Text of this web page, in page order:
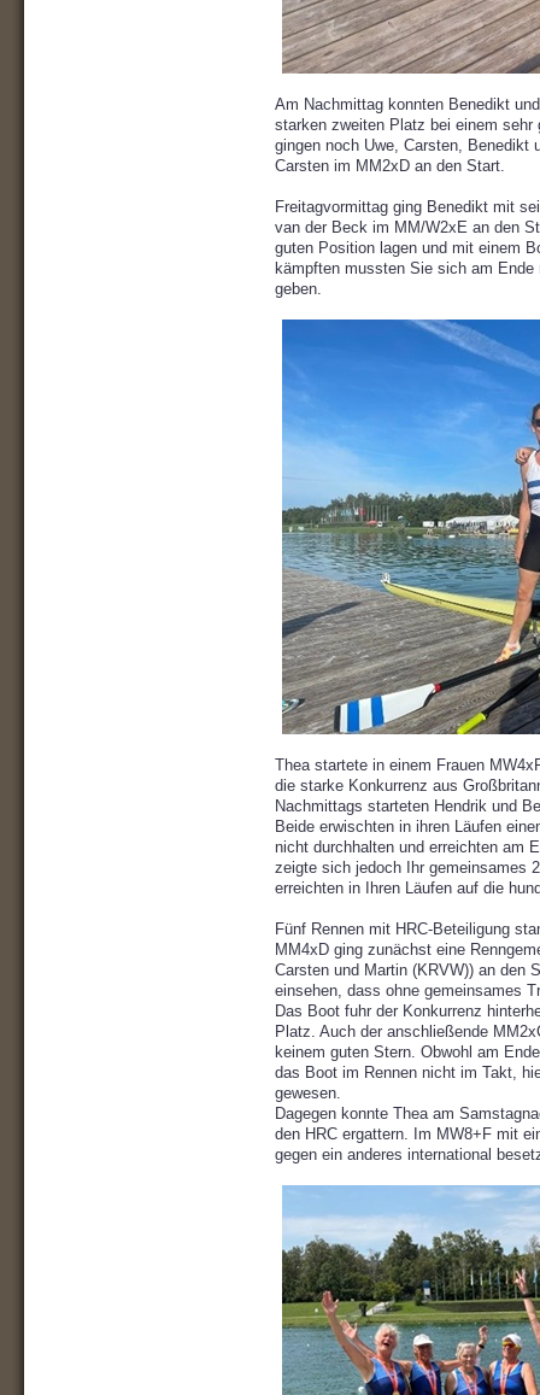
Am Nachmittag konnten Benedikt
starken zweiten Platz bei einem sehr
gingen noch Uwe, Carsten, Benedikt
Carsten im MM2xD an den Start.
Freitagvormittag ging Benedikt mit
van der Beck im MM/W2xE an den
guten Position lagen und mit einem
kämpften mussten Sie sich am
geben.
Thea startete in einem Frauen
die starke Konkurrenz aus
Nachmittags starteten Hendrik und
Beide erwischten in ihren Läufen
nicht durchhalten und erreichten am
zeigte sich jedoch Ihr gemeinsames
erreichten in Ihren Läufen auf die
Fünf Rennen mit HRC-Beteiligung
MM4xD ging zunächst eine
Carsten und Martin (KRVW)) an den
einsehen, dass ohne gemeinsames
Das Boot fuhr der Konkurrenz
Platz. Auch der anschließende
keinem guten Stern. Obwohl am
das Boot im Rennen nicht im Takt,
gewesen.
Dagegen konnte Thea am
den HRC ergattern. Im MW8+F mit
gegen ein anderes international